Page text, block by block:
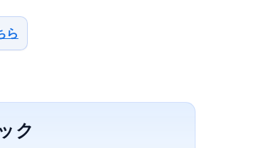
ら
ク